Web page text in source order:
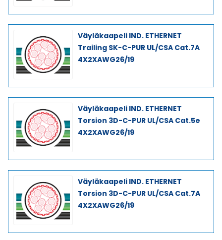
Väyläkaapeli IND. ETHERNET
Trailing SK-C-PUR UL/CSA Cat.7A
4X2XAWG26/19
Väyläkaapeli IND. ETHERNET
Torsion 3D-C-PUR UL/CSA Cat.5e
4X2XAWG26/19
Väyläkaapeli IND. ETHERNET
Torsion 3D-C-PUR UL/CSA Cat.7A
4X2XAWG26/19